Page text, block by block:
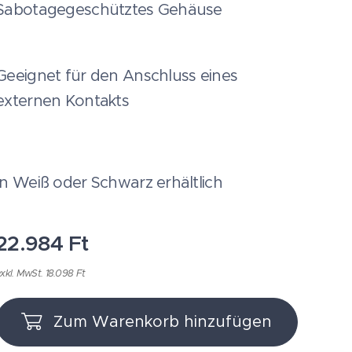
Gehäuse
für den Anschluss eines
Kontakts
Weiß oder Schwarz erhältlich
Ft
MwSt. 18.098 Ft
Zum Warenkorb hinzufügen